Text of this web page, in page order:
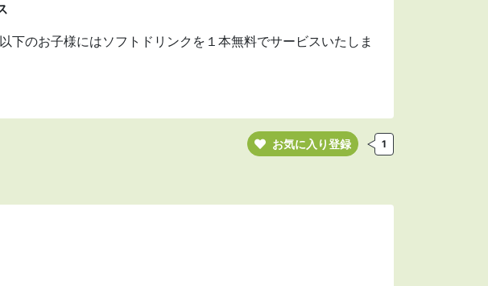
下のお子様にはソフトドリンクを１本無料でサービスいたしま
お気に入り登録 1